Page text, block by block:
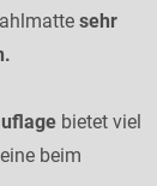
sehr
bietet viel
beim